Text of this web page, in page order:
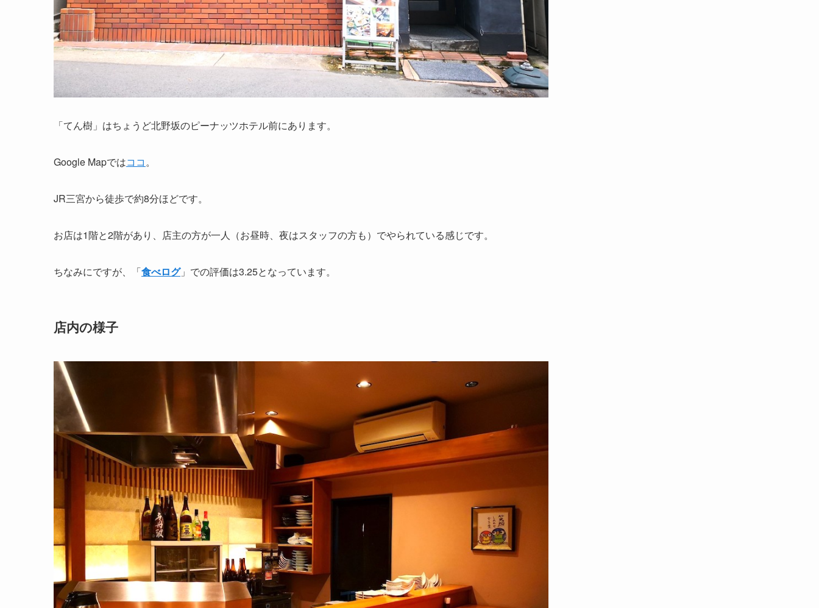
「てん樹」はちょうど北野坂のピーナッツホテル前にあります。
Google Mapではココ。
JR三宮から徒歩で約8分ほどです。
お店は1階と2階があり、店主の方が一人（お昼時、夜はスタッフの方も）でやられている感じです。
ちなみにですが、「食べログ」での評価は3.25となっています。
店内の様子